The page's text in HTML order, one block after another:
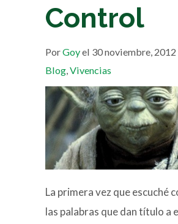
Control
PorGoyel 30 noviembre, 2012
Blog Vivencias
La primera vez que escuché
las palabras que dan título a